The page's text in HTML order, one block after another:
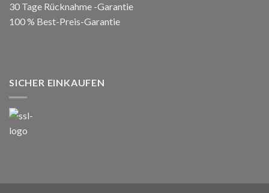
30 Tage Rücknahme -Garantie
100 % Best-Preis-Garantie
SICHER EINKAUFEN